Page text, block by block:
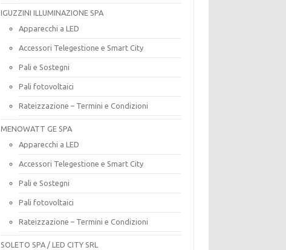
IGUZZINI ILLUMINAZIONE SPA
Apparecchi a LED
Accessori Telegestione e Smart City
Pali e Sostegni
Pali fotovoltaici
Rateizzazione – Termini e Condizioni
MENOWATT GE SPA
Apparecchi a LED
Accessori Telegestione e Smart City
Pali e Sostegni
Pali fotovoltaici
Rateizzazione – Termini e Condizioni
SOLETO SPA / LED CITY SRL